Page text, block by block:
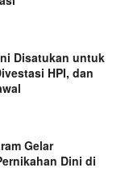
Disatukan untuk
HPI, dan
Gelar
Dini di